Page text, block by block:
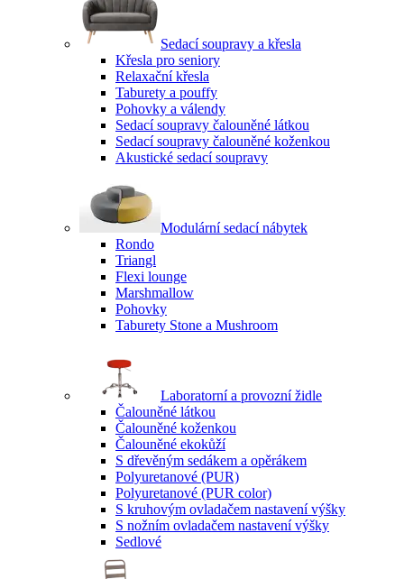
Sedací soupravy a křesla
Křesla pro seniory
Relaxační křesla
Taburety a pouffy
Pohovky a válendy
Sedací soupravy čalouněné látkou
Sedací soupravy čalouněné koženkou
Akustické sedací soupravy
Modulární sedací nábytek
Rondo
Triangl
Flexi lounge
Marshmallow
Pohovky
Taburety Stone a Mushroom
Laboratorní a provozní židle
Čalouněné látkou
Čalouněné koženkou
Čalouněné ekokůží
S dřevěným sedákem a opěrákem
Polyuretanové (PUR)
Polyuretanové (PUR color)
S kruhovým ovladačem nastavení výšky
S nožním ovladačem nastavení výšky
Sedlové